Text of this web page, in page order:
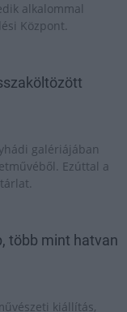
alkalommal
Központ.
galériájában
Ezúttal a
több mint hatvan
kiállítás,